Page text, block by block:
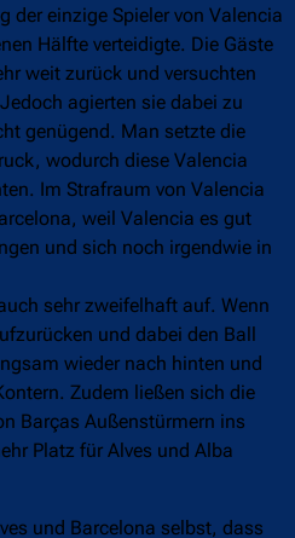
der einzige Spieler von Valencia
Hälfte verteidigte. Die Gäste
weit zurück und versuchten
agierten sie dabei zu
genügend. Man setzte die
wodurch diese Valencia
Im Strafraum von Valencia
weil Valencia es gut
und sich noch irgendwie in
sehr zweifelhaft auf. Wenn
und dabei den Ball
wieder nach hinten und
Zudem ließen sich die
Barças Außenstürmern ins
Platz für Alves und Alba
und Barcelona selbst, dass